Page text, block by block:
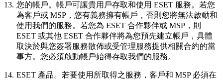
13. 您的帳戶。 帳戶可讓貴用戶存取和使用 ESET 服務。若您
為客戶或 MSP，您有義務擁有帳戶，否則您將無法啟動和
使用我們的服務。若您為 ESET 合作夥伴或 MSP，則
ESET 或其他 ESET 合作夥伴將為您預先建立帳戶，具體
取決於與您簽署服務散佈或受管理服務提供相關合約的當
事方。您必須啟動帳戶始得存取我們的服務。
14. ESET 產品。 若要使用所取得之服務，客戶和 MSP 必須在